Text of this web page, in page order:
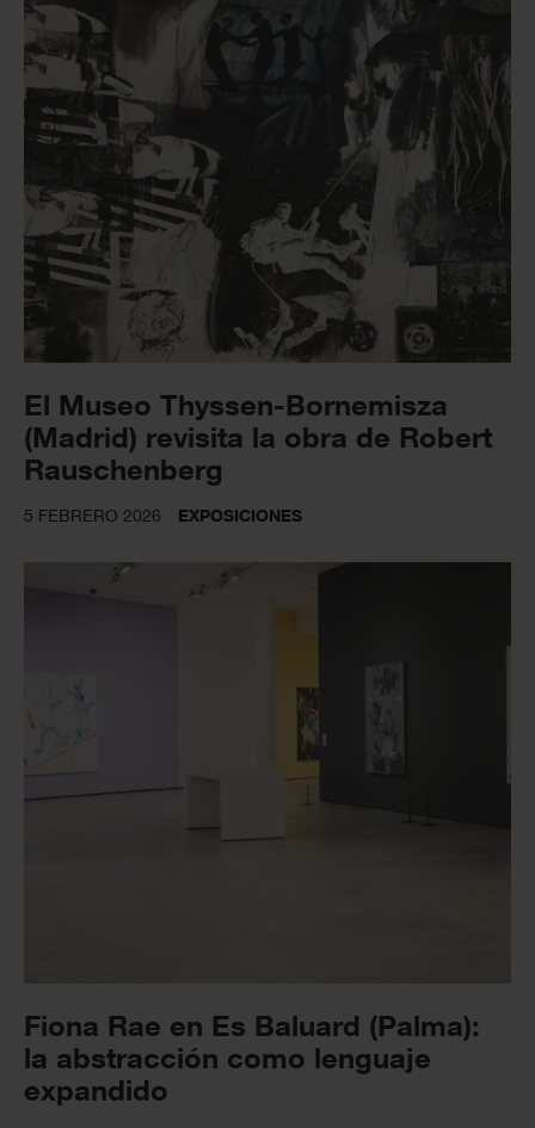
El Museo Thyssen-Bornemisza
(Madrid) revisita la obra de Robert
Rauschenberg
5 FEBRERO 2026 EXPOSICIONES
Fiona Rae en Es Baluard (Palma):
la abstracción como lenguaje
expandido